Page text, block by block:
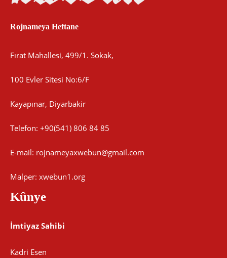
Rojnameya Heftane
Fırat Mahallesi, 499/1. Sokak,
100 Evler Sitesi No:6/F
Kayapınar, Diyarbakir
Telefon: +90(541) 806 84 85
E-mail: rojnameyaxwebun@gmail.com
Malper: xwebun1.org
Kûnye
İmtiyaz Sahibi
Kadri Esen